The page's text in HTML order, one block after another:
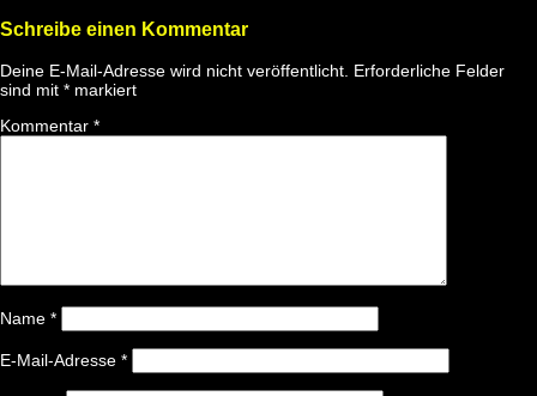
Schreibe einen Kommentar
Deine E-Mail-Adresse wird nicht veröffentlicht. Erforderliche Felder
sind mit * markiert
Kommentar *
Name *
E-Mail-Adresse *